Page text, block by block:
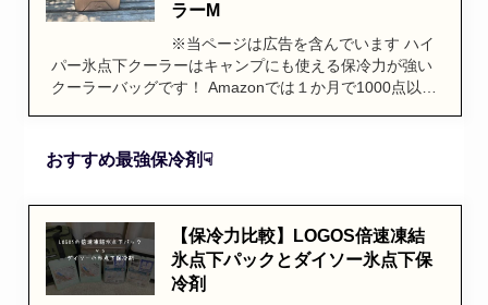
ラーM
※当ページは広告を含んでいます ハイ
パー氷点下クーラーはキャンプにも使える保冷力が強い
クーラーバッグです！ Amazonでは１か月で1000点以…
おすすめ最強保冷剤☟
【保冷力比較】LOGOS倍速凍結
氷点下パックとダイソー氷点下保
冷剤